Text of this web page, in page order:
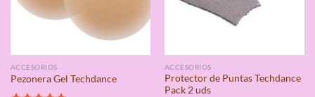
ACCESORIOS
Pezonera Gel Techdance
ACCESORIOS
Protector de Puntas Techdance
Pack 2 uds